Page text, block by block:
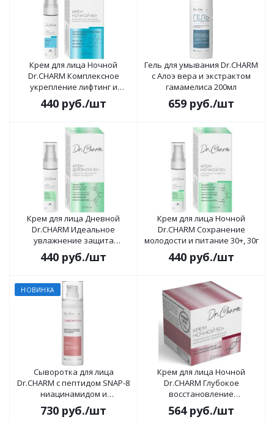
Крем для лица Ночной
Dr.CHARM Комплексное
укрепление лифтинг и
восстановление 40+, 30г
440 руб./шт
Гель для умывания Dr.CHARM
с Алоэ вера и экстрактом
гамамелиса 200мл
659 руб./шт
Крем для лица Дневной
Dr.CHARM Идеальное
увлажнение защита
молодости 30+, 30г
440 руб./шт
Крем для лица Ночной
Dr.CHARM Сохранение
молодости и питание 30+, 30г
440 руб./шт
НОВИНКА
Сыворотка для лица
Dr.CHARM с пептидом SNAP-8
ниацинамидом и
ферментами 30мл
730 руб./шт
Крем для лица Ночной
Dr.CHARM Глубокое
восстановление
интенсивное обновление
50+, 48г
564руб./шт